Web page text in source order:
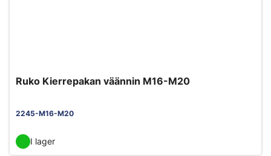
Ruko Kierrepakan väännin M16-M20
2245-M16-M20
I lager